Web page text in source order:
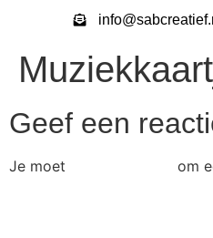
Geef een
Je moet om